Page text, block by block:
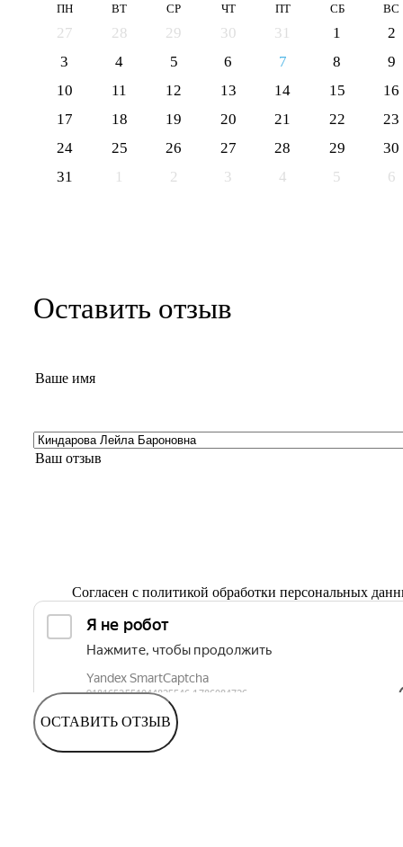
ПН ВТ СР ЧТ ПТ СБ ВС
27 28 29 30 31 1
2
3
4 5 6 7 8
9
10
11 12 13 14 15
16
17
18 19 20 21 22
23
24
25 26 27 28 29
30
31
1 2 3 4 5 6
Оставить отзыв
Согласен с политикой обработки персональных
ОСТАВИТЬ ОТЗЫВ